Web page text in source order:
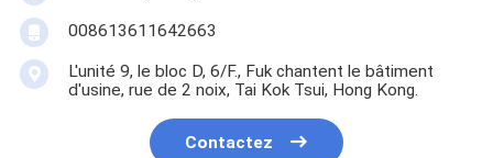
008613611642663
L'unité 9, le bloc D, 6/F., Fuk chantent le bâtiment
d'usine, rue de 2 noix, Tai Kok Tsui, Hong Kong.
Contactez